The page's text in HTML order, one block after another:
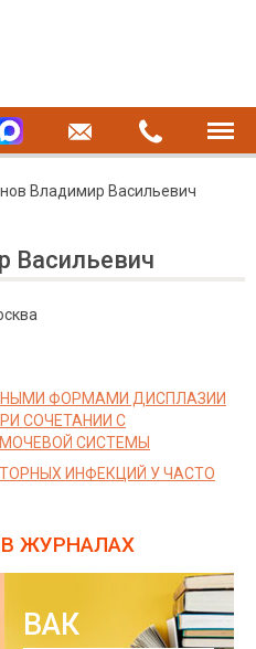
Владимир Васильевич
Васильевич
ФОРМАМИ ДИСПЛАЗИИ
СОЧЕТАНИИ С
СИСТЕМЫ
ИНФЕКЦИЙ У ЧАСТО
В ЖУРНАЛАХ
ВАК